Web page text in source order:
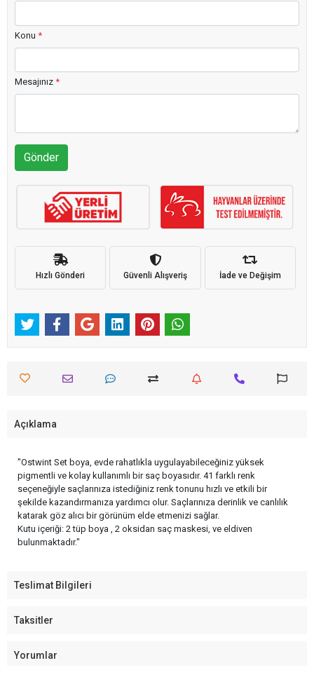
Konu *
Mesajınız *
Gönder
Hızlı Gönderi Güvenli Alışveriş İade ve Değişim
Açıklama
"Ostwint Set boya, evde rahatlıkla uygulayabileceğiniz yüksek
pigmentli ve kolay kullanımlı bir saç boyasıdır. 41 farklı renk
seçeneğiyle saçlarınıza istediğiniz renk tonunu hızlı ve etkili bir
şekilde kazandırmanıza yardımcı olur. Saçlarınıza derinlik ve canlılık
katarak göz alıcı bir görünüm elde etmenizi sağlar.
Kutu içeriği: 2 tüp boya , 2 oksidan saç maskesi, ve eldiven
bulunmaktadır."
Teslimat Bilgileri
Taksitler
Yorumlar